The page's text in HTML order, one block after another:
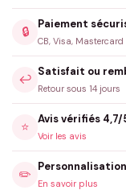
Consultez notre
Envie d’une touche
personnalisation
.
sans précaution
une longévité à la
🔒
Paiement
CB, Visa, Mastercard
↩️
Satisfait ou
Retour sous 14 jours
⭐
Avis vérifiés 4,7/
Voir les avis
✏️
Personnalisation
En savoir plus